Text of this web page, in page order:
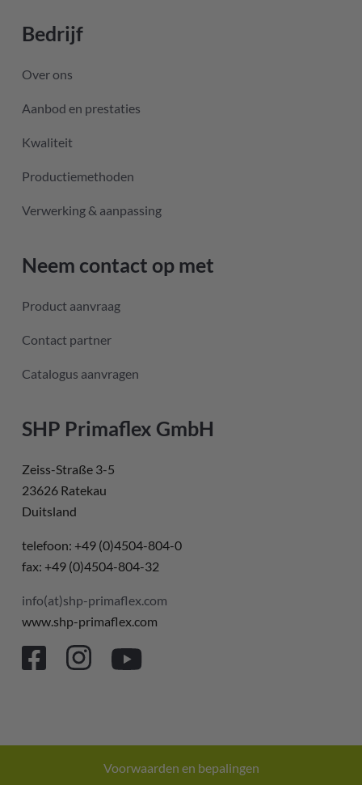
Bedrijf
Over ons
Aanbod en prestaties
Kwaliteit
Productiemethoden
Verwerking & aanpassing
Neem contact op met
Product aanvraag
Contact partner
Catalogus aanvragen
SHP Primaflex GmbH
Zeiss-Straße 3-5
23626 Ratekau
Duitsland
telefoon: +49 (0)4504-804-0
fax: +49 (0)4504-804-32
info(at)shp-primaflex.com
www.shp-primaflex.com
Voorwaarden en bepalingen